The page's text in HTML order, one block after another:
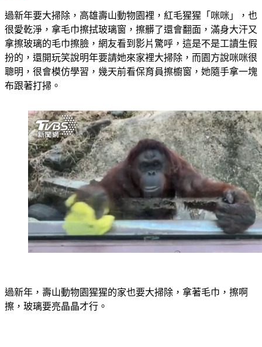
過新年要大掃除，高雄壽山動物園裡，紅毛猩猩「咪咪」，也
很愛乾淨，拿毛巾擦拭玻璃窗，擦髒了還會翻面，滿身大汗又
拿擦玻璃的毛巾擦臉，網友看到影片驚呼，這是不是工讀生假
扮的，還開玩笑說明年要請她來家裡大掃除，而園方說咪咪很
聰明，很會模仿學習，幾天前看保育員擦櫥窗，她隨手拿一塊
布跟著打掃。
過新年，壽山動物園猩猩的家也要大掃除，拿著毛巾，擦啊
擦，玻璃要亮晶晶才行。